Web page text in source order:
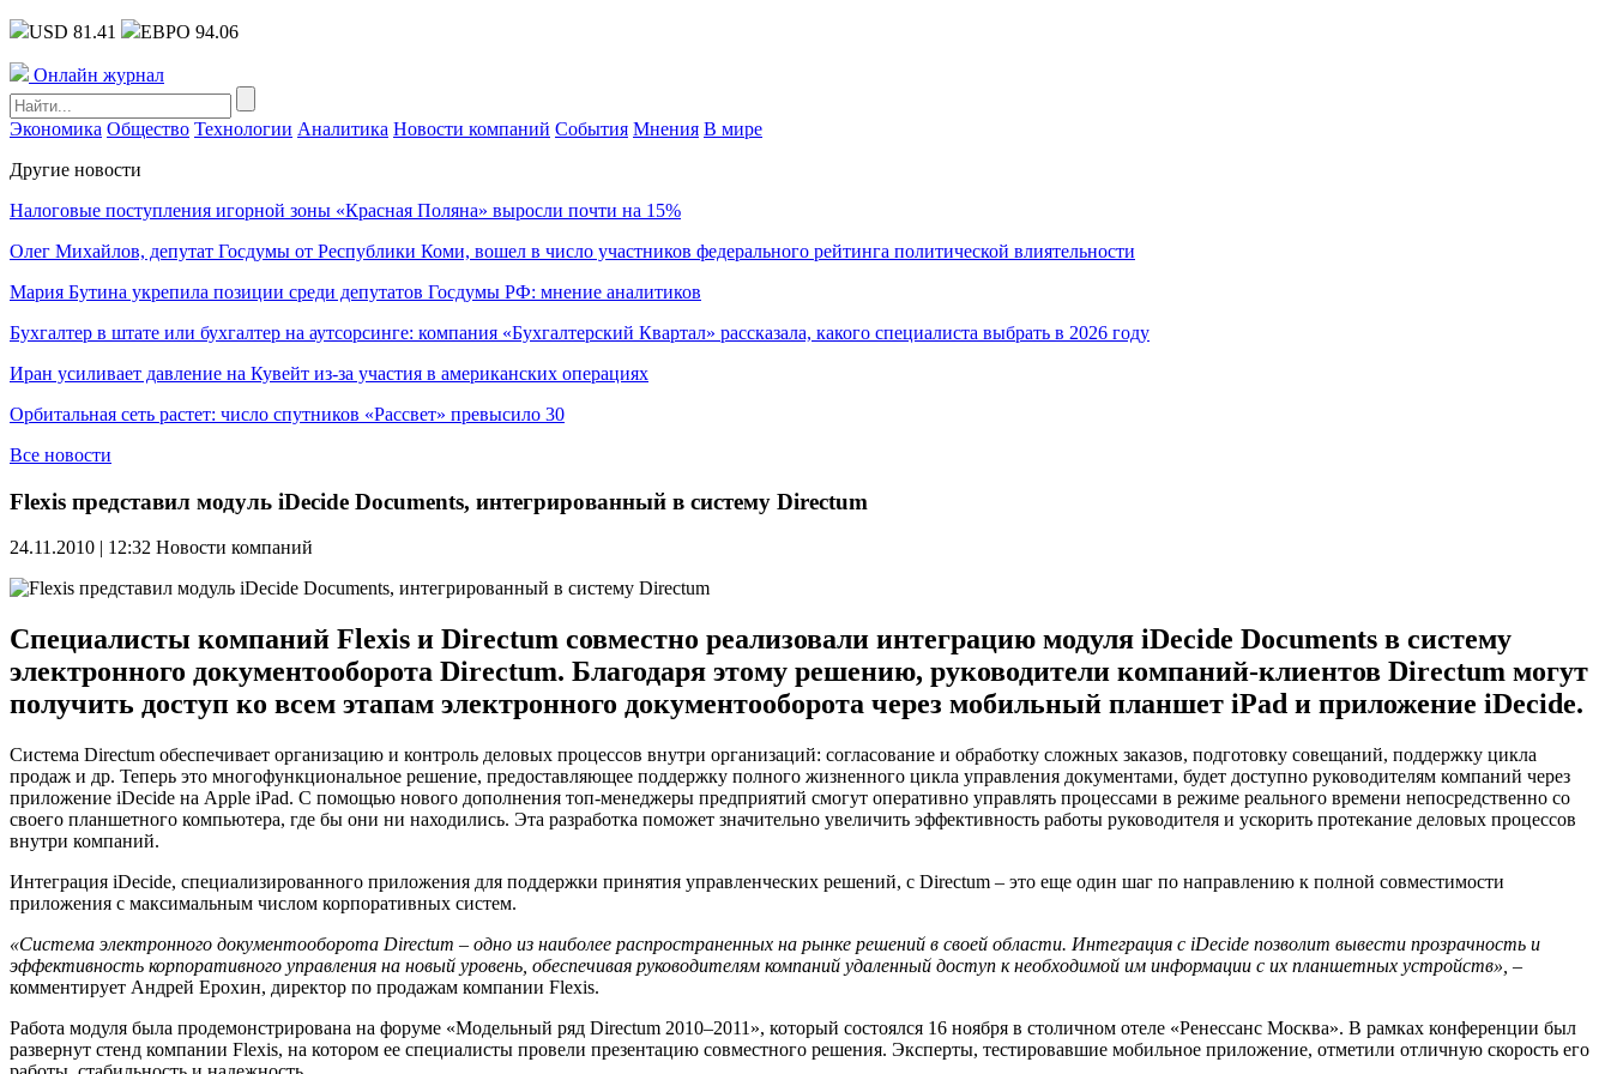
USD 81.41 ЕВРО 94.06
Онлайн журнал
Экономика Общество Технологии Аналитика Новости компаний События Мнения В мире
Другие новости
Налоговые поступления игорной зоны «Красная Поляна» выросли почти на 15%
Олег Михайлов, депутат Госдумы от Республики Коми, вошел в число участников федерального рейтинга политической влиятельности
Мария Бутина укрепила позиции среди депутатов Госдумы РФ: мнение аналитиков
Бухгалтер в штате или бухгалтер на аутсорсинге: компания «Бухгалтерский Квартал» рассказала, какого специалиста выбрать в 2026 году
Иран усиливает давление на Кувейт из-за участия в американских операциях
Орбитальная сеть растет: число спутников «Рассвет» превысило 30
Все новости
Flexis представил модуль iDecide Documents, интегрированный в систему Directum
24.11.2010 | 12:32 Новости компаний
Специалисты компаний Flexis и Directum совместно реализовали интеграцию модуля iDecide Documents в систему
электронного документооборота Directum. Благодаря этому решению, руководители компаний-клиентов Directum могут
получить доступ ко всем этапам электронного документооборота через мобильный планшет iPad и приложение iDecide.
Система Directum обеспечивает организацию и контроль деловых процессов внутри организаций: согласование и обработку сложных заказов, подготовку совещаний, поддержку цикла
продаж и др. Теперь это многофункциональное решение, предоставляющее поддержку полного жизненного цикла управления документами, будет доступно руководителям компаний через
приложение iDecide на Apple iPad. С помощью нового дополнения топ-менеджеры предприятий смогут оперативно управлять процессами в режиме реального времени непосредственно со
своего планшетного компьютера, где бы они ни находились. Эта разработка поможет значительно увеличить эффективность работы руководителя и ускорить протекание деловых процессов
внутри компаний.
Интеграция iDecide, специализированного приложения для поддержки принятия управленческих решений, с Directum – это еще один шаг по направлению к полной совместимости
приложения с максимальным числом корпоративных систем.
«Система электронного документооборота Directum – одно из наиболее распространенных на рынке решений в своей области. Интеграция c iDecide позволит вывести прозрачность и
эффективность корпоративного управления на новый уровень, обеспечивая руководителям компаний удаленный доступ к необходимой им информации с их планшетных устройств», –
комментирует Андрей Ерохин, директор по продажам компании Flexis.
Работа модуля была продемонстрирована на форуме «Модельный ряд Directum 2010–2011», который состоялся 16 ноября в столичном отеле «Ренессанс Москва». В рамках конференции был
развернут стенд компании Flexis, на котором ее специалисты провели презентацию совместного решения. Эксперты, тестировавшие мобильное приложение, отметили отличную скорость его